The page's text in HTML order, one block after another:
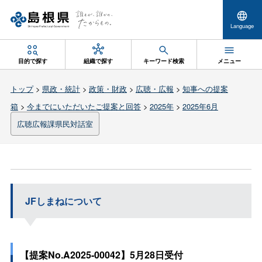
Language
目的で探す 組織で探す キーワード検索 メニュー
トップ> 県政・統計> 政策・財政 > 広聴・広報 > 知事への提案
箱> 今までにいただいたご提案と回答> 2025年> 2025年6月
広聴広報課県民対話室
JFしまねについて
【提案No.A2025-00042】5月28日受付